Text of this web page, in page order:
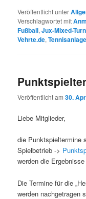
Veröffentlicht unter
Verschlagwortet mit
Fußball,Jux-Mixed-
Vehrte.de,
Veröffentlicht am30.
Liebe Mitglieder,
die Punktspieltermine
Spielbetrieb ->
werden die
Die Termine für die
werden nachgetragen